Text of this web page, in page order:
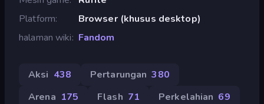
Platform
Browser (khusus desktop)
halaman wiki
Fandom
Aksi 438 Pertarungan 380
Arena 175 Flash 71 Perkelahian 69